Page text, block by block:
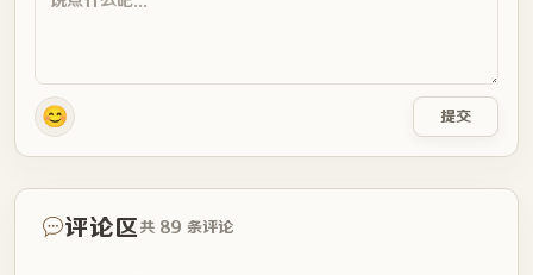
😊 提交
评论区 共 89 条评论